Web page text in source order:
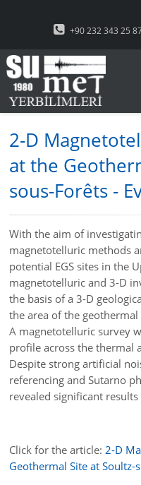
+90 232 343 25
2-D
at the
sous-Forêts -
With the aim of
magnetotelluric methods
potential EGS sites in the
magnetotelluric and 3-D
the basis of a 3-D
the area of the
A magnetotelluric survey
profile across the thermal
Despite strong artificial
referencing and Sutarno
revealed significant
Click for the article:2-D
Geothermal Site at